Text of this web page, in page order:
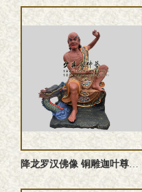
降龙罗汉佛像 铜雕迦叶尊者塑像